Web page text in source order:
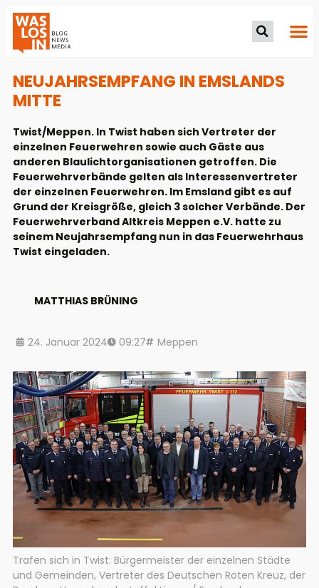
NEUJAHRSEMPFANG IN EMSLANDS
MITTE
Twist/Meppen. In Twist haben sich Vertreter der
einzelnen Feuerwehren sowie auch Gäste aus
anderen Blaulichtorganisationen getroffen. Die
Feuerwehrverbände gelten als Interessenvertreter
der einzelnen Feuerwehren. Im Emsland gibt es auf
Grund der Kreisgröße, gleich 3 solcher Verbände. Der
Feuerwehrverband Altkreis Meppen e.V. hatte zu
seinem Neujahrsempfang nun in das Feuerwehrhaus
Twist eingeladen.
MATTHIAS BRÜNING
24. Januar 2024 09:27 Meppen
Trafen sich in Twist: Bürgermeister der einzelnen Städte
und Gemeinden, Vertreter des Deutschen Roten Kreuz, der